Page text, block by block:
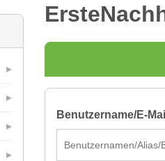
Benutzername/E-